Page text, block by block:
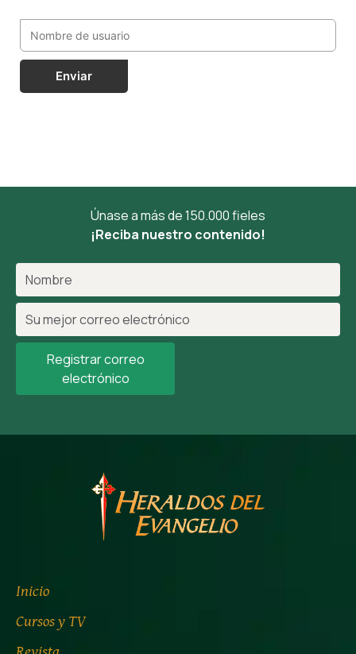
Enviar
Únase a más de 150.000 fieles
¡Reciba nuestro contenido!
Registrar correo
electrónico
Inicio
Cursos y TV